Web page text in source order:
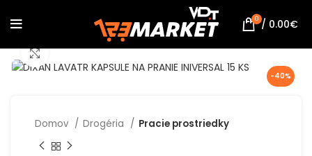
0 / 0.00€
-40%
Domov Drogéria Pracie prostriedky